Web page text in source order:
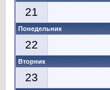
21
Понедельник
22
Вторник
23